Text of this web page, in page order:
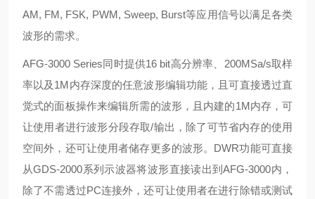
AM, FM, FSK, PWM, Sweep, Burst等应用信号以满足各类
波形的需求。
AFG-3000 Series同时提供16 bit高分辨率、200MSa/s取样
率以及1M内存深度的任意波形编辑功能，且可直接透过直
觉式的面板操作来编辑所需的波形，且内建的1M内存，可
让使用者进行波形分段存取/输出，除了可节省内存的使用
空间外，还可让使用者储存更多的波形。DWR功能可直接
从GDS-2000系列示波器将波形直接读出到AFG-3000内，
除了不需透过PC连接外，还可让使用者在进行除错或测试